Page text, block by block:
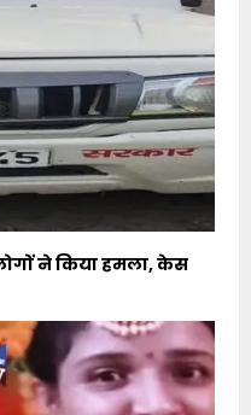
ने किया हमला, केस